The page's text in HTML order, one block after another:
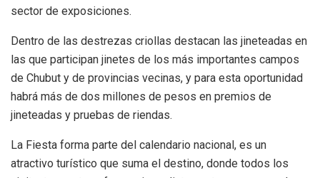
sector de exposiciones.
Dentro de las destrezas criollas destacan las jineteadas en
las que participan jinetes de los más importantes campos
de Chubut y de provincias vecinas, y para esta oportunidad
habrá más de dos millones de pesos en premios de
jineteadas y pruebas de riendas.
La Fiesta forma parte del calendario nacional, es un
atractivo turístico que suma el destino, donde todos los